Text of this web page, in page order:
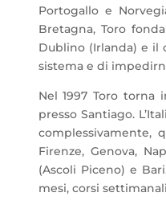
Portogallo e
Bretagna, Toro
Dublino (Irlanda) e il
sistema e di
Nel 1997 Toro
presso Santiago.
complessivamente,
Firenze, Genova,
(Ascoli Piceno) e
mesi, corsi